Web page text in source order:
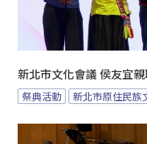
新北市文化會議 侯友宜
祭典活動 新北市原住民族